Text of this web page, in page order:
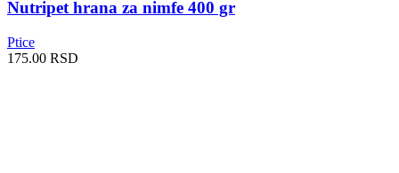
Nutripet hrana za nimfe 400 gr
Ptice
175.00 RSD